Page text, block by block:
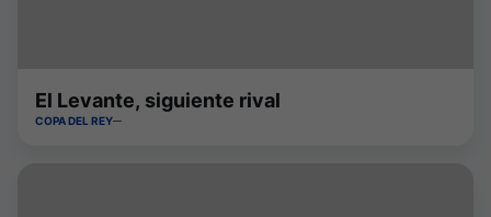
El Levante, siguiente rival
COPA DEL REY